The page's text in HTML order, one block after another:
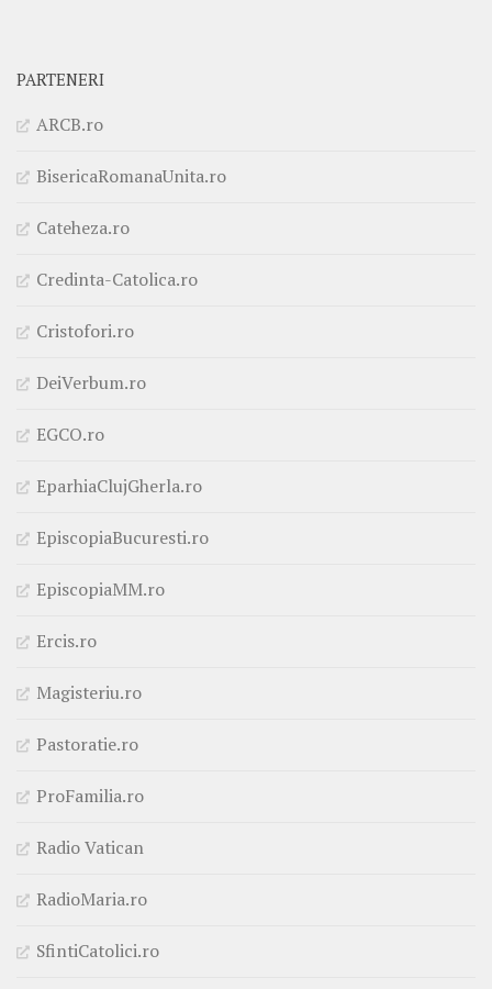
PARTENERI
ARCB.ro
BisericaRomanaUnita.ro
Cateheza.ro
Credinta-Catolica.ro
Cristofori.ro
DeiVerbum.ro
EGCO.ro
EparhiaClujGherla.ro
EpiscopiaBucuresti.ro
EpiscopiaMM.ro
Ercis.ro
Magisteriu.ro
Pastoratie.ro
ProFamilia.ro
Radio Vatican
RadioMaria.ro
SfintiCatolici.ro